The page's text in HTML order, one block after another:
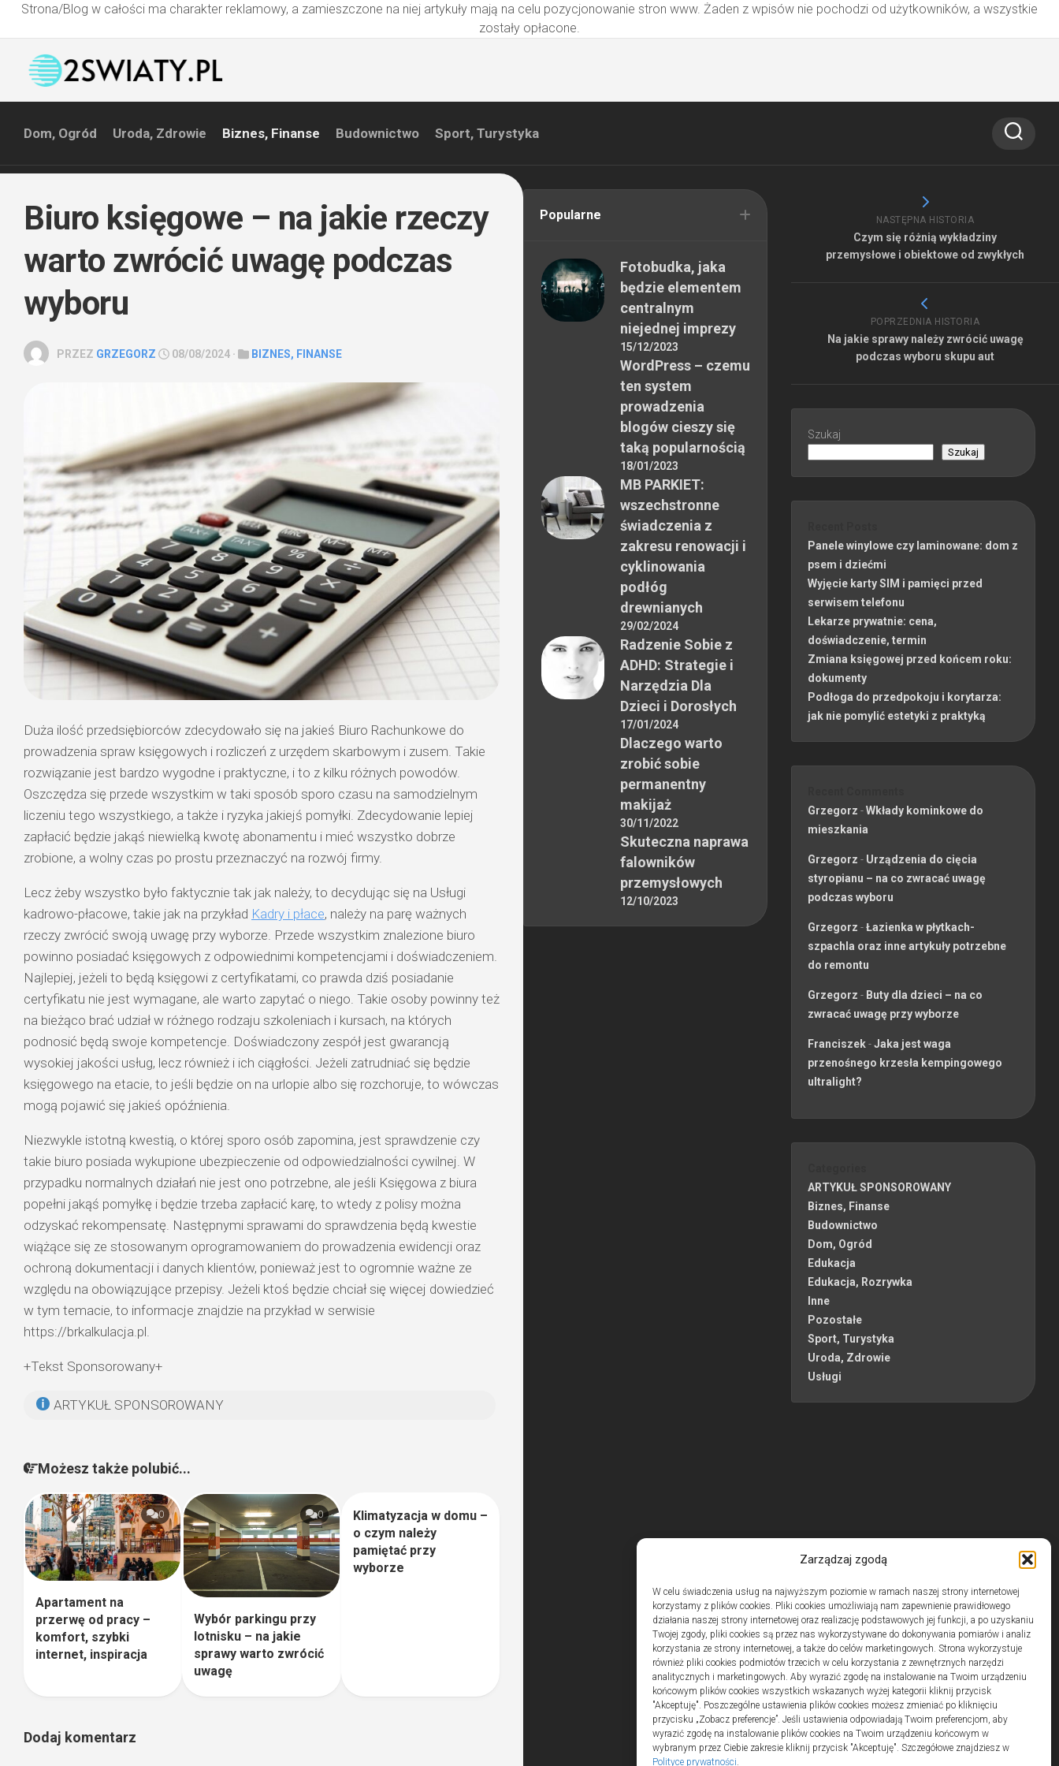
Zarządzaj zgodą
W celu świadczenia usług na najwyższym poziomie w ramach naszej strony internetowej
korzystamy z plików cookies. Pliki cookies umożliwiają nam zapewnienie prawidłowego
działania naszej strony internetowej oraz realizację podstawowych jej funkcji, a po uzyskaniu
Twojej zgody, pliki cookies są przez nas wykorzystywane do dokonywania pomiarów i analiz
korzystania ze strony internetowej, a także do celów marketingowych. Strona wykorzystuje
również pliki cookies podmiotów trzecich w celu korzystania z zewnętrznych narzędzi
analitycznych i marketingowych. Aby wyrazić zgodę na instalowanie na Twoim urządzeniu
końcowym plików cookies wszystkich wskazanych wyżej kategorii kliknij przycisk
"Akceptuję". Poszczególne ustawienia plików cookies możesz zmieniać po kliknięciu
przycisku „Zobacz preferencje”. Jeśli ustawienia odpowiadają Twoim preferencjom, aby
wyrazić zgodę na instalowanie plików cookies na Twoim urządzeniu końcowym w
wybranym przez Ciebie zakresie kliknij przycisk "Akceptuję". Szczegółowe znajdziesz w
Polityce prywatności.
Strona/Blog w całości ma charakter reklamowy, a zamieszczone na niej artykuły mają na celu pozycjonowanie stron www. Żaden z wpisów nie pochodzi od użytkowników, a wszystkie
zostały opłacone.
Dom, Ogród Uroda, Zdrowie Biznes, Finanse Budownictwo Sport, Turystyka
Biuro księgowe – na jakie rzeczy
warto zwrócić uwagę podczas
wyboru
PRZEZ GRZEGORZ 08/08/2024 · BIZNES, FINANSE
Duża ilość przedsiębiorców zdecydowało się na jakieś Biuro Rachunkowe do
prowadzenia spraw księgowych i rozliczeń z urzędem skarbowym i zusem. Takie
rozwiązanie jest bardzo wygodne i praktyczne, i to z kilku różnych powodów.
Oszczędza się przede wszystkim w taki sposób sporo czasu na samodzielnym
liczeniu tego wszystkiego, a także i ryzyka jakiejś pomyłki. Zdecydowanie lepiej
zapłacić będzie jakąś niewielką kwotę abonamentu i mieć wszystko dobrze
zrobione, a wolny czas po prostu przeznaczyć na rozwój firmy.
Lecz żeby wszystko było faktycznie tak jak należy, to decydując się na Usługi
kadrowo-płacowe, takie jak na przykład Kadry i płace, należy na parę ważnych
rzeczy zwrócić swoją uwagę przy wyborze. Przede wszystkim znalezione biuro
powinno posiadać księgowych z odpowiednimi kompetencjami i doświadczeniem.
Najlepiej, jeżeli to będą księgowi z certyfikatami, co prawda dziś posiadanie
certyfikatu nie jest wymagane, ale warto zapytać o niego. Takie osoby powinny też
na bieżąco brać udział w różnego rodzaju szkoleniach i kursach, na których
podnosić będą swoje kompetencje. Doświadczony zespół jest gwarancją
wysokiej jakości usług, lecz również i ich ciągłości. Jeżeli zatrudniać się będzie
księgowego na etacie, to jeśli będzie on na urlopie albo się rozchoruje, to wówczas
mogą pojawić się jakieś opóźnienia.
Niezwykle istotną kwestią, o której sporo osób zapomina, jest sprawdzenie czy
takie biuro posiada wykupione ubezpieczenie od odpowiedzialności cywilnej. W
przypadku normalnych działań nie jest ono potrzebne, ale jeśli Księgowa z biura
popełni jakąś pomyłkę i będzie trzeba zapłacić karę, to wtedy z polisy można
odzyskać rekompensatę. Następnymi sprawami do sprawdzenia będą kwestie
wiążące się ze stosowanym oprogramowaniem do prowadzenia ewidencji oraz
ochroną dokumentacji i danych klientów, ponieważ jest to ogromnie ważne ze
względu na obowiązujące przepisy. Jeżeli ktoś będzie chciał się więcej dowiedzieć
w tym temacie, to informacje znajdzie na przykład w serwisie
https://brkalkulacja.pl.
+Tekst Sponsorowany+
ARTYKUŁ SPONSOROWANY
Możesz także polubić...
0
Apartament na
przerwę od pracy –
komfort, szybki
internet, inspiracja
0
Wybór parkingu przy
lotnisku – na jakie
sprawy warto zwrócić
uwagę
0
Klimatyzacja w domu –
o czym należy
pamiętać przy
wyborze
Dodaj komentarz
NASTĘPNA HISTORIA
Czym się różnią wykładziny
przemysłowe i obiektowe od zwykłych
POPRZEDNIA HISTORIA
Na jakie sprawy należy zwrócić uwagę
podczas wyboru skupu aut
Szukaj
Szukaj
Panele winylowe czy laminowane: dom z
psem i dziećmi
Wyjęcie karty SIM i pamięci przed
serwisem telefonu
Lekarze prywatnie: cena,
doświadczenie, termin
Zmiana księgowej przed końcem roku:
dokumenty
Podłoga do przedpokoju i korytarza:
jak nie pomylić estetyki z praktyką
Grzegorz -Wkłady kominkowe do
mieszkania
Grzegorz - Urządzenia do cięcia
styropianu – na co zwracać uwagę
podczas wyboru
Grzegorz -Łazienka w płytkach-
szpachla oraz inne artykuły potrzebne
do remontu
Grzegorz - Buty dla dzieci – na co
zwracać uwagę przy wyborze
Franciszek-Jaka jest waga
przenośnego krzesła kempingowego
ultralight?
ARTYKUŁ SPONSOROWANY
Biznes, Finanse
Budownictwo
Dom, Ogród
Edukacja
Edukacja, Rozrywka
Inne
Pozostałe
Sport, Turystyka
Uroda, Zdrowie
Usługi
Popularne
Fotobudka, jaka
będzie elementem
centralnym
niejednej imprezy
15/12/2023
WordPress – czemu
ten system
prowadzenia
blogów cieszy się
taką popularnością
18/01/2023
MB PARKIET:
wszechstronne
świadczenia z
zakresu renowacji i
cyklinowania
podłóg
drewnianych
29/02/2024
Radzenie Sobie z
ADHD: Strategie i
Narzędzia Dla
Dzieci i Dorosłych
17/01/2024
Dlaczego warto
zrobić sobie
permanentny
makijaż
30/11/2022
Skuteczna naprawa
falowników
przemysłowych
12/10/2023